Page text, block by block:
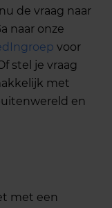
de vraag naar
naar onze
voor
stel je vraag
met
en
met een